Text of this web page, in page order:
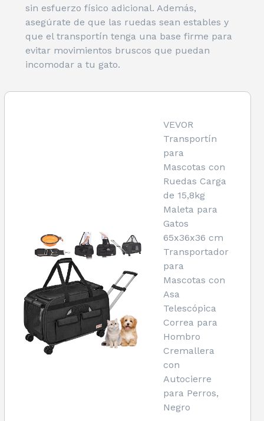
sin esfuerzo físico adicional. Además,
asegúrate de que las ruedas sean estables y
que el transportín tenga una base firme para
evitar movimientos bruscos que puedan
incomodar a tu gato.
VEVOR
Transportín
para
Mascotas con
Ruedas Carga
de 15,8kg
Maleta para
Gatos
65x36x36 cm
Transportador
para
Mascotas con
Asa
Telescópica
Correa para
Hombro
Cremallera
con
Autocierre
para Perros,
Negro